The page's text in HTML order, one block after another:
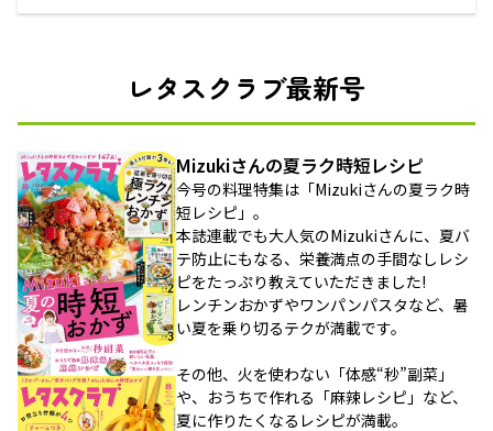
レタスクラブ最新号
Mizukiさんの夏ラク時短レシピ
今号の料理特集は「Mizukiさんの夏ラク時
短レシピ」。
本誌連載でも大人気のMizukiさんに、夏バ
テ防止にもなる、栄養満点の手間なしレシ
ピをたっぷり教えていただきました!
レンチンおかずやワンパンパスタなど、暑
い夏を乗り切るテクが満載です。
その他、火を使わない「体感“秒”副菜」
や、おうちで作れる「麻辣レシピ」など、
夏に作りたくなるレシピが満載。